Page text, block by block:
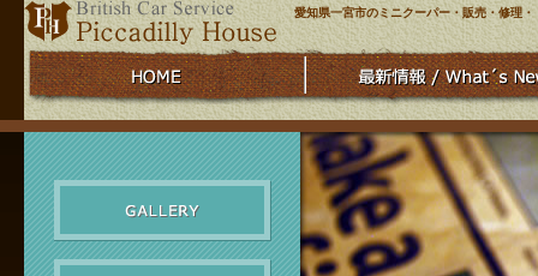
愛知県一宮市のミニクーパー・販売・修理